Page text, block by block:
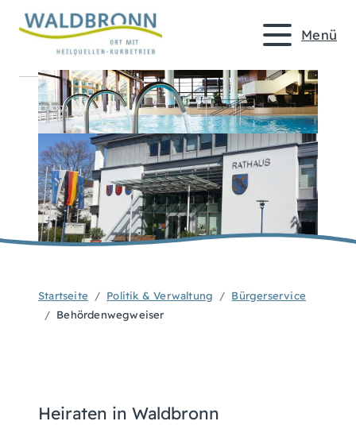
Menü
Startseite Politik & Verwaltung
Bürgerservice
Behördenwegweiser
Heiraten in Waldbronn